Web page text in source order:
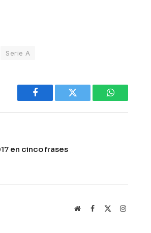
Serie A
Facebook Twitter WhatsApp
en cinco frases
WebsiteFacebook Instagram